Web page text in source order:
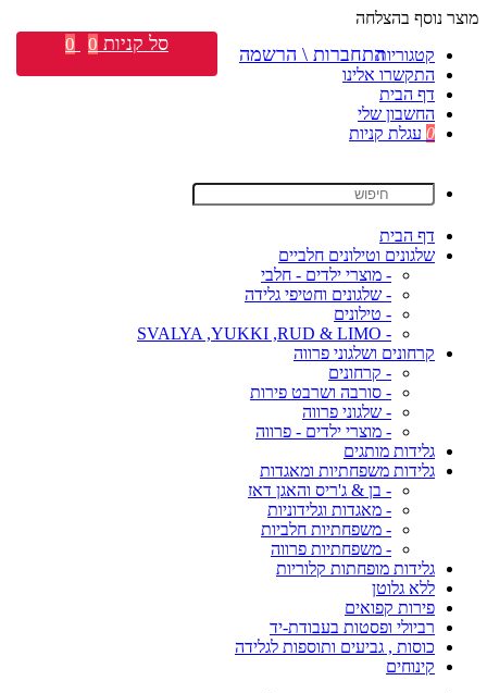
מוצר נוסף בהצלחה
קטגוריות
התקשרו אלינו
דף הבית
החשבון שלי
0 עגלת קניות
דף הבית
שלגונים וטילונים חלביים
- מוצרי ילדים - חלבי
- שלגונים וחטיפי גלידה
- טילונים
- SVALYA ,YUKKI ,RUD & LIMO
קרחונים ושלגוני פרווה
- קרחונים
- סורבה ושרבט פירות
- שלגוני פרווה
- מוצרי ילדים - פרווה
גלידות מותגים
גלידות משפחתיות ומאגדות
- בן & ג'ריס והאגן דאז
- מאגדות וגלידוניות
- משפחתיות חלביות
- משפחתיות פרווה
גלידות מופחתות קלוריות
ללא גלוטן
פירות קפואים
רביולי ופסטות בעבודת-יד
כוסות , גביעים ותוספות לגלידה
קינוחים
התחברות \ הרשמה סל קניות 0
0